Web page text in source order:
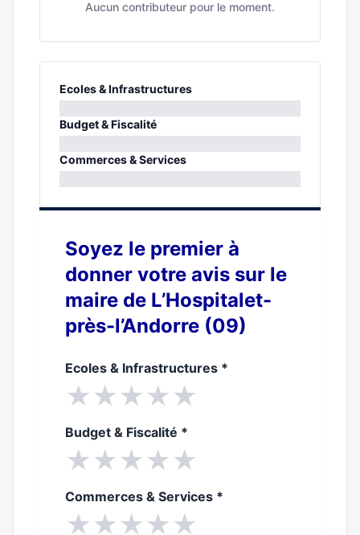
Aucun contributeur pour le moment.
Ecoles & Infrastructures
0%
Budget & Fiscalité
0%
Commerces & Services
Soyez le premier à
donner votre avis sur le
maire de L’Hospitalet-
près-l’Andorre (09)
Ecoles & Infrastructures *
★★★★★
Budget & Fiscalité *
★★★★★
Commerces & Services *
★★★★★